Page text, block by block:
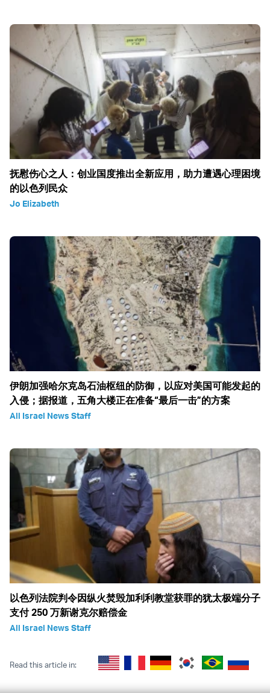
抚慰伤心之人：创业国度推出全新应用，助力遭遇心理困境
的以色列民众
Jo Elizabeth
伊朗加强哈尔克岛石油枢纽的防御，以应对美国可能发起的
入侵；据报道，五角大楼正在准备“最后一击”的方案
All Israel News Staff
以色列法院判令因纵火焚毁加利利教堂获罪的犹太极端分子
支付 250 万新谢克尔赔偿金
All Israel News Staff
Read this article in: